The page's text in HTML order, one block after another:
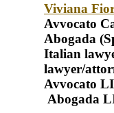
Viviana
Avvocato
Abogada
Italian
lawyer/
Avvocato
Abogada